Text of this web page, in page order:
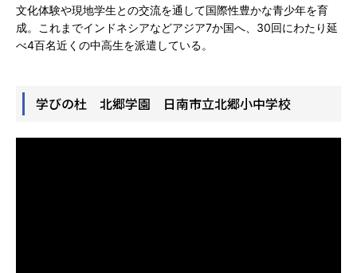
文化体験や現地学生との交流を通して国際性豊かな青少年を育
成。これまでインドネシアなどアジア7か国へ、30回にわたり延
べ4百名近くの中高生を派遣している。
学びの杜 北郷学園 日南市立北郷小中学校